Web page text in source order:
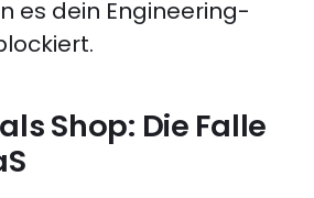
es dein Engineering-
Shop: Die Falle